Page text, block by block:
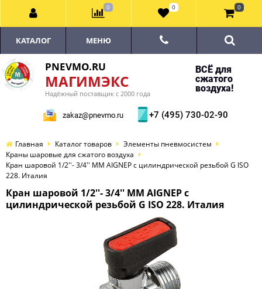
PNEVMO.RU
МАГИМЭКС
Надёжный поставщик с 2000 года
ВСЁ для
сжатого
воздуха!
zakaz@pnevmo.ru +7 (495) 730-02-90
КАТАЛОГ МЕНЮ
Главная Каталог товаров
Элементы пневмосистем
Краны шаровые для сжатого воздуха
Кран шаровой 1/2''- 3/4'' MM AIGNEP с цилиндрической резьбой G ISO
228. Италия
Кран шаровой 1/2''- 3/4'' MM AIGNEP с
цилиндрической резьбой G ISO 228. Италия
0 0 0